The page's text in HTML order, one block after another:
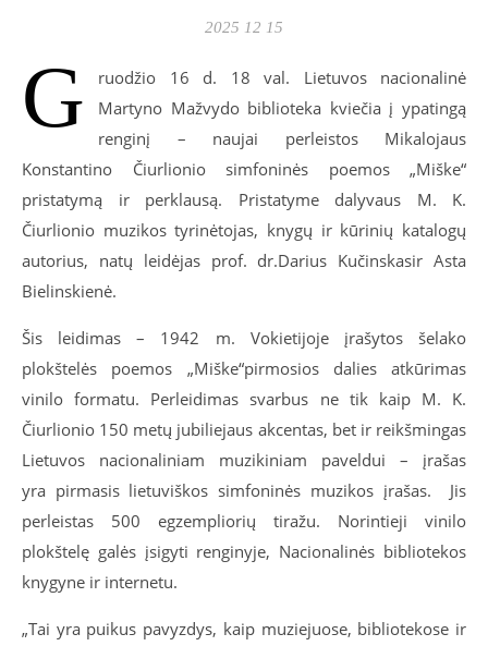
2025 12 15
G
ruodžio 16 d. 18 val. Lietuvos nacionalinė
Martyno Mažvydo biblioteka kviečia į ypatingą
renginį – naujai perleistos Mikalojaus
Konstantino Čiurlionio simfoninės poemos „Miške“
pristatymą ir perklausą. Pristatyme dalyvaus M. K.
Čiurlionio muzikos tyrinėtojas, knygų ir kūrinių katalogų
autorius, natų leidėjas prof. dr.Darius Kučinskasir Asta
Bielinskienė.
Šis leidimas – 1942 m. Vokietijoje įrašytos šelako
plokštelės poemos „Miške“pirmosios dalies atkūrimas
vinilo formatu. Perleidimas svarbus ne tik kaip M. K.
Čiurlionio 150 metų jubiliejaus akcentas, bet ir reikšmingas
Lietuvos nacionaliniam muzikiniam paveldui – įrašas
yra pirmasis lietuviškos simfoninės muzikos įrašas. Jis
perleistas 500 egzempliorių tiražu. Norintieji vinilo
plokštelę galės įsigyti renginyje, Nacionalinės bibliotekos
knygyne ir internetu.
„Tai yra puikus pavyzdys, kaip muziejuose, bibliotekose ir